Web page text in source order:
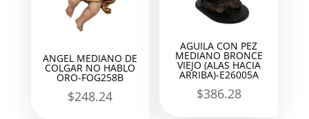
ANGEL MEDIANO DE
COLGAR NO HABLO
ORO-FOG258B
$248.24
AGUILA CON PEZ
MEDIANO BRONCE
VIEJO (ALAS HACIA
ARRIBA)-E26005A
$386.28